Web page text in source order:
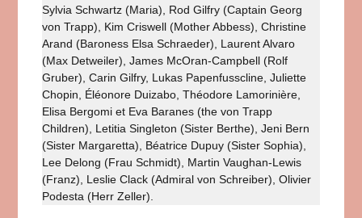
Sylvia Schwartz (Maria), Rod Gilfry (Captain Georg
von Trapp), Kim Criswell (Mother Abbess), Christine
Arand (Baroness Elsa Schraeder), Laurent Alvaro
(Max Detweiler), James McOran-Campbell (Rolf
Gruber), Carin Gilfry, Lukas Papenfusscline, Juliette
Chopin, Éléonore Duizabo, Théodore Lamorinière,
Elisa Bergomi et Eva Baranes (the von Trapp
Children), Letitia Singleton (Sister Berthe), Jeni Bern
(Sister Margaretta), Béatrice Dupuy (Sister Sophia),
Lee Delong (Frau Schmidt), Martin Vaughan-Lewis
(Franz), Leslie Clack (Admiral von Schreiber), Olivier
Podesta (Herr Zeller).